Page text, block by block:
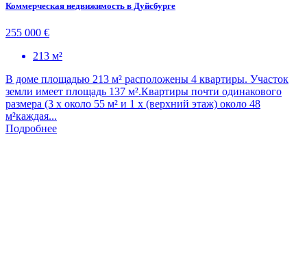
Коммерческая недвижимость в Дуйсбурге
255 000 €
213 м²
В доме площадью 213 м² расположены 4 квартиры. Участок
земли имеет площадь 137 м².Квартиры почти одинакового
размера (3 х около 55 м² и 1 х (верхний этаж) около 48
м²каждая...
Подробнее